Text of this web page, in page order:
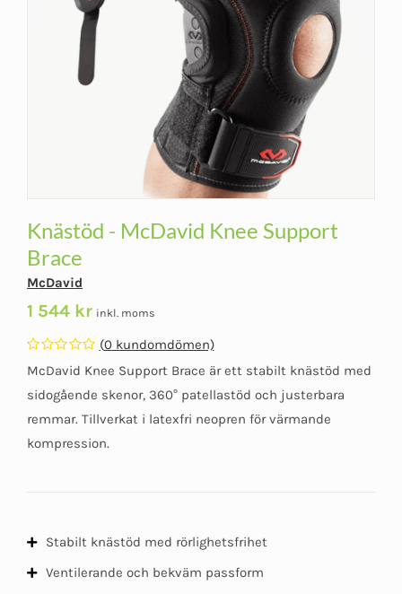
Knästöd - McDavid Knee Support
Brace
McDavid
1 544 kr inkl. moms
Betygsatt
0
av
(0kundomdömen)
McDavid Knee Support Brace är ett stabilt knästöd med
sidogående skenor, 360° patellastöd och justerbara
remmar. Tillverkat i latexfri neopren för värmande
kompression.
Stabilt knästöd med rörlighetsfrihet
Ventilerande och bekväm passform